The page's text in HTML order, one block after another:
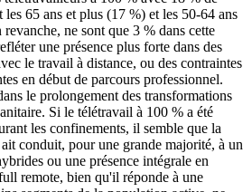
les 65 ans et plus (17 %) et les 50-64 ans
ne sont que 3 % dans cette
une présence plus forte dans des
le travail à distance, ou des contraintes
en début de parcours professionnel.
le prolongement des transformations
Si le télétravail à 100 % a été
les confinements, il semble que la
conduit, pour une grande majorité, à un
ou une présence intégrale en
remote, bien qu'il réponde à une